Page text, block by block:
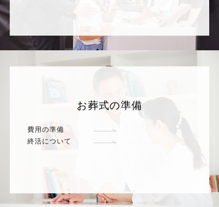
お葬式の準備
費用の準備
終活について